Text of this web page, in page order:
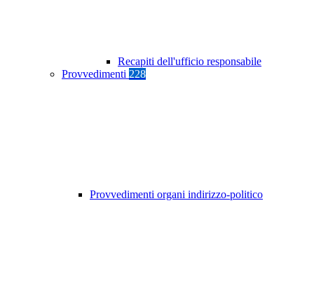
Recapiti dell'ufficio responsabile
Provvedimenti 228
Provvedimenti organi indirizzo-politico